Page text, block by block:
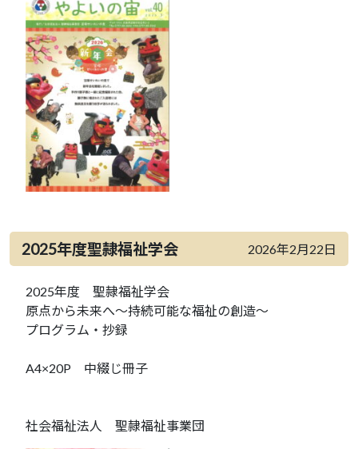
2025年度聖隷福祉学会 2026年2月22日
2025年度 聖隷福祉学会
原点から未来へ～持続可能な福祉の創造～
プログラム・抄録
A4×20P 中綴じ冊子
社会福祉法人 聖隷福祉事業団